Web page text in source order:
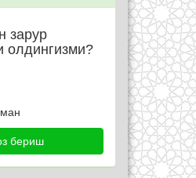
зарур
олдингизми?